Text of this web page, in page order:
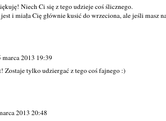
Niech Ci się z tego udzieje coś ślicznego.
i miała Cię głównie kusić do wrzeciona, ale jeśli masz
marca 2013 19:39
Zostaje tylko udziergać z tego coś fajnego :)
2013 20:48